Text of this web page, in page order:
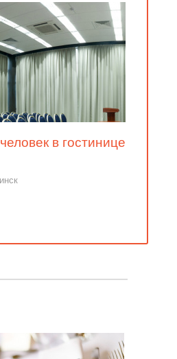
в гостинице